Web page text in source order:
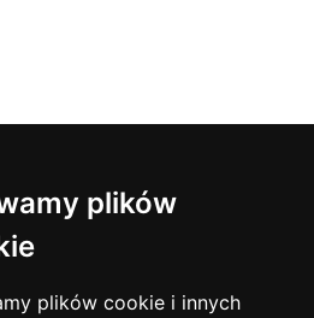
plików
plików cookie i innych
łazienkowe
okrągłe
i sal fitness